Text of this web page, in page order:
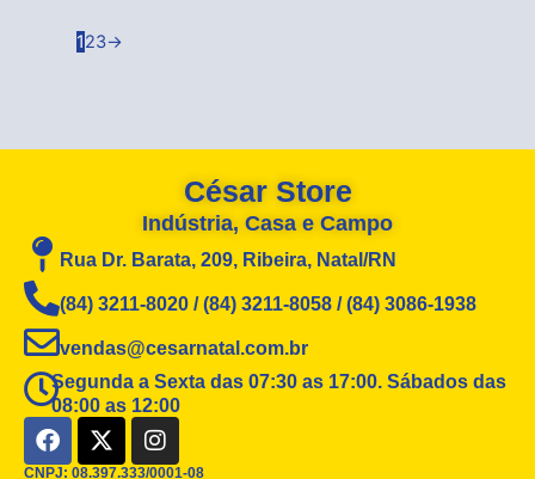
123→
César Store
Indústria, Casa e Campo
Rua Dr. Barata, 209, Ribeira, Natal/RN
(84) 3211-8020 / (84) 3211-8058 / (84) 3086-1938
vendas@cesarnatal.com.br
Segunda a Sexta das 07:30 as 17:00. Sábados das
08:00 as 12:00
F
a
X
-
I
n
CNPJ: 08.397.333/0001-08